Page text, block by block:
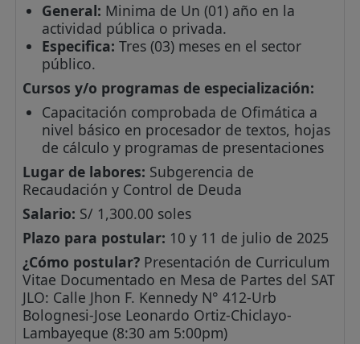
General: Minima de Un (01) año en la
actividad pública o privada.
Especifica: Tres (03) meses en el sector
público.
Cursos y/o programas de especialización:
Capacitación comprobada de Ofimática a
nivel básico en procesador de textos, hojas
de cálculo y programas de presentaciones
Lugar de labores: Subgerencia de
Recaudación y Control de Deuda
Salario: S/ 1,300.00 soles
Plazo para postular: 10 y 11 de julio de 2025
¿Cómo postular? Presentación de Curriculum
Vitae Documentado en Mesa de Partes del SAT
JLO: Calle Jhon F. Kennedy N° 412-Urb
Bolognesi-Jose Leonardo Ortiz-Chiclayo-
Lambayeque (8:30 am 5:00pm)